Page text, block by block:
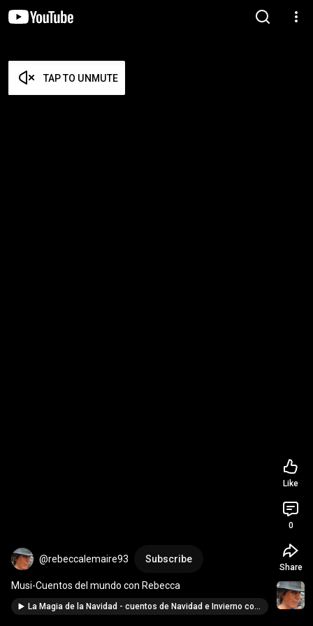
TAP TO UNMUTE
@rebeccalemaire93 Subscribe
Musi-Cuentos del mundo con Rebecca
La Magia de la Navidad - cuentos de Navidad e Invierno con Rebecca Lemaire
Like
0
Share